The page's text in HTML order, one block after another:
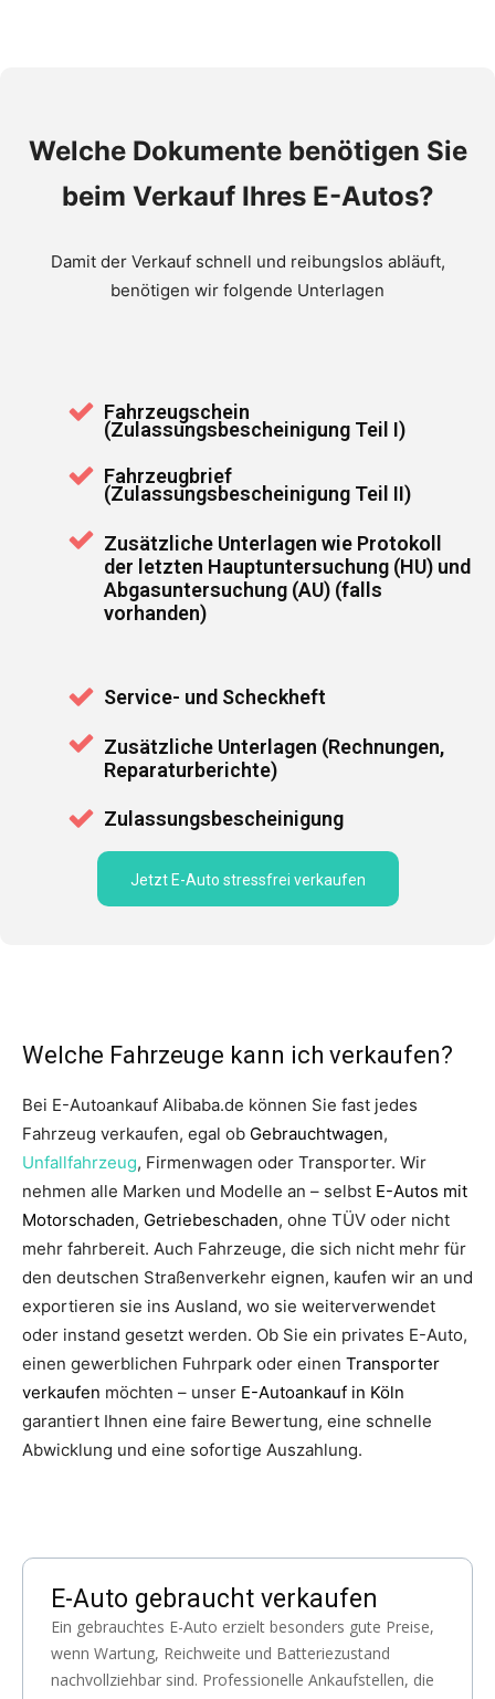
Welche Dokumente benötigen Sie
beim Verkauf Ihres E-Autos?
Damit der Verkauf schnell und reibungslos abläuft,
benötigen wir folgende Unterlagen
Fahrzeugschein
(Zulassungsbescheinigung Teil I)
Fahrzeugbrief
(Zulassungsbescheinigung Teil II)
Zusätzliche Unterlagen wie Protokoll
der letzten Hauptuntersuchung (HU) und
Abgasuntersuchung (AU) (falls
vorhanden)
Service- und Scheckheft
Zusätzliche Unterlagen (Rechnungen,
Reparaturberichte)
Zulassungsbescheinigung
Jetzt E-Auto stressfrei verkaufen
Welche Fahrzeuge kann ich verkaufen?
Bei E-Autoankauf Alibaba.de können Sie fast jedes
Fahrzeug verkaufen, egal ob Gebrauchtwagen,
Unfallfahrzeug, Firmenwagen oder Transporter. Wir
nehmen alle Marken und Modelle an – selbst E-Autos mit
Motorschaden, Getriebeschaden, ohne TÜV oder nicht
mehr fahrbereit. Auch Fahrzeuge, die sich nicht mehr für
den deutschen Straßenverkehr eignen, kaufen wir an und
exportieren sie ins Ausland, wo sie weiterverwendet
oder instand gesetzt werden. Ob Sie ein privates E-Auto,
einen gewerblichen Fuhrpark oder einen Transporter
verkaufen möchten – unser E-Autoankauf in Köln
garantiert Ihnen eine faire Bewertung, eine schnelle
Abwicklung und eine sofortige Auszahlung.
E-Auto gebraucht verkaufen
Ein gebrauchtes E-Auto erzielt besonders gute Preise,
wenn Wartung, Reichweite und Batteriezustand
nachvollziehbar sind. Professionelle Ankaufstellen, die